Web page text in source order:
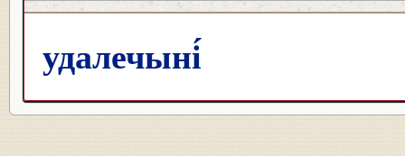
удалечыні́